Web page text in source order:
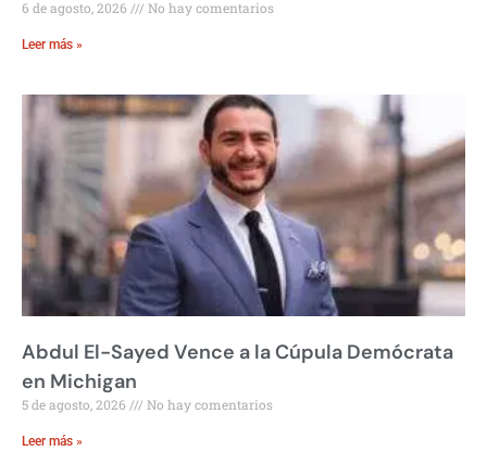
6 de agosto, 2026 No hay comentarios
Leer más »
Abdul El-Sayed Vence a la Cúpula Demócrata
en Michigan
5 de agosto, 2026 No hay comentarios
Leer más »